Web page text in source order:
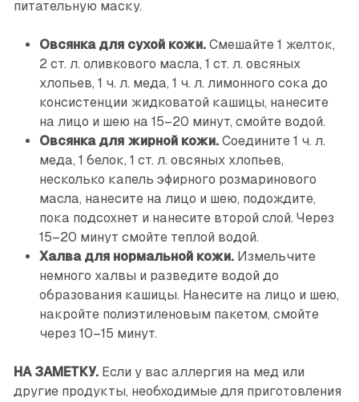
питательную маску.
Овсянка для сухой кожи.Смешайте 1 желток,
2 ст. л. оливкового масла, 1 ст. л. овсяных
хлопьев, 1 ч. л. меда, 1 ч. л. лимонного сока до
консистенции жидковатой кашицы, нанесите
на лицо и шею на 15–20 минут, смойте водой.
Овсянка для жирной кожи.Соедините 1 ч. л.
меда, 1 белок, 1 ст. л. овсяных хлопьев,
несколько капель эфирного розмаринового
масла, нанесите на лицо и шею, подождите,
пока подсохнет и нанесите второй слой. Через
15–20 минут смойте теплой водой.
Халва для нормальной кожи.Измельчите
немного халвы и разведите водой до
образования кашицы. Нанесите на лицо и шею,
накройте полиэтиленовым пакетом, смойте
через 10–15 минут.
НА ЗАМЕТКУ. Если у вас аллергия на мед или
другие продукты, необходимые для приготовления